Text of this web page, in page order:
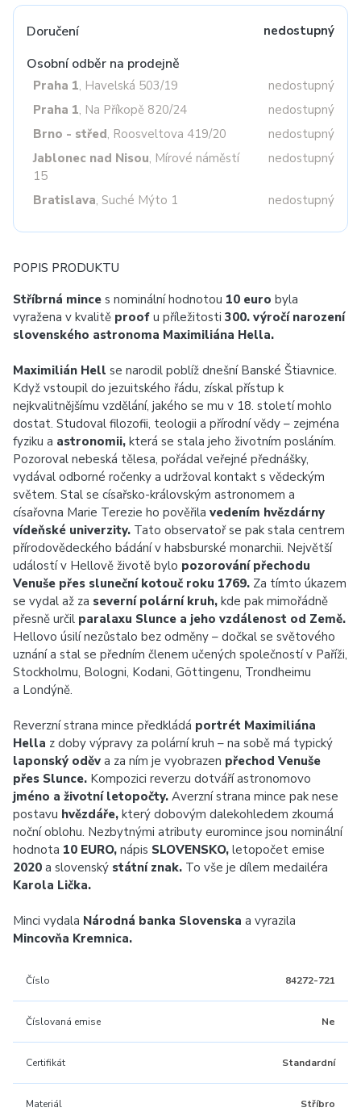
Doručení nedostupný
Osobní odběr na prodejně
Praha 1, Havelská 503/19
nedostupný
Praha 1, Na Příkopě 820/24
nedostupný
Brno - střed, Roosveltova 419/20
nedostupný
Jablonec nad Nisou, Mírové náměstí
15
nedostupný
Bratislava, Suché Mýto 1 nedostupný
POPIS PRODUKTU
Stříbrná mince s nominální hodnotou 10 euro byla
vyražena v kvalitě proof u příležitosti 300. výročí narození
slovenského astronoma Maximiliána Hella.
Maximilián Hell se narodil poblíž dnešní Banské Štiavnice.
Když vstoupil do jezuitského řádu, získal přístup k
nejkvalitnějšímu vzdělání, jakého se mu v 18. století mohlo
dostat. Studoval filozofii, teologii a přírodní vědy – zejména
fyziku a astronomii, která se stala jeho životním posláním.
Pozoroval nebeská tělesa, pořádal veřejné přednášky,
vydával odborné ročenky a udržoval kontakt s vědeckým
světem. Stal se císařsko-královským astronomem a
císařovna Marie Terezie ho pověřila vedením hvězdárny
vídeňské univerzity. Tato observatoř se pak stala centrem
přírodovědeckého bádání v habsburské monarchii. Největší
událostí v Hellově životě bylo pozorování přechodu
Venuše přes sluneční kotouč roku 1769. Za tímto úkazem
se vydal až za severní polární kruh, kde pak mimořádně
přesně určil paralaxu Slunce a jeho vzdálenost od Země.
Hellovo úsilí nezůstalo bez odměny – dočkal se světového
uznání a stal se předním členem učených společností v Paříži,
Stockholmu, Bologni, Kodani, Göttingenu, Trondheimu
a Londýně.
Reverzní strana mince předkládá portrét Maximiliána
Hella z doby výpravy za polární kruh – na sobě má typický
laponský oděv a za ním je vyobrazen přechod Venuše
přes Slunce. Kompozici reverzu dotváří astronomovo
jméno a životní letopočty. Averzní strana mince pak nese
postavu hvězdáře, který dobovým dalekohledem zkoumá
noční oblohu. Nezbytnými atributy euromince jsou nominální
hodnota 10 EURO, nápis SLOVENSKO, letopočet emise
2020 a slovenský státní znak. To vše je dílem medailéra
Karola Lička.
Minci vydala Národná banka Slovenska a vyrazila
Mincovňa Kremnica.
Číslo 84272-721
Číslovaná emise Ne
Certifikát Standardní
Materiál Stříbro